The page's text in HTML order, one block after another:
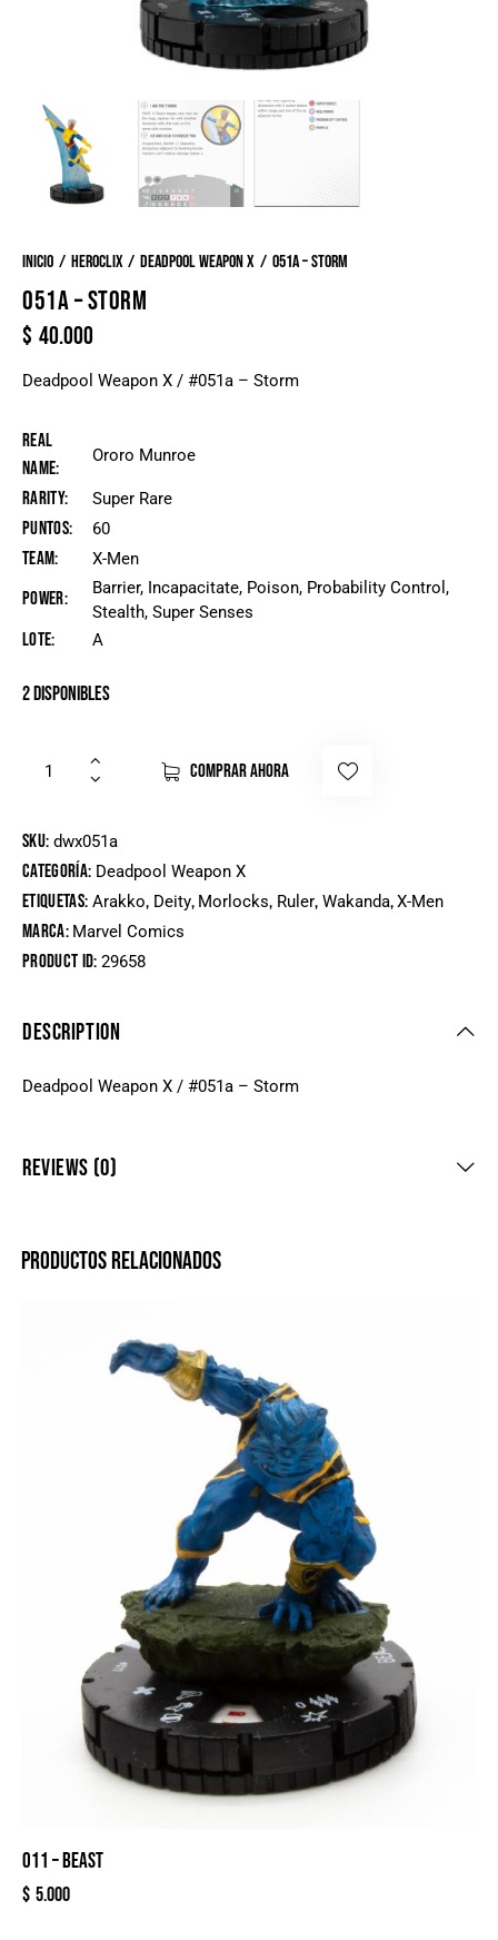
Inicio Heroclix Deadpool Weapon X 051a – Storm
051A – STORM
$ 40.000
Deadpool Weapon X / #051a – Storm
Real
Name
Ororo Munroe
Rarity Super Rare
Puntos 60
Team X-Men
Power
Barrier, Incapacitate, Poison, Probability Control,
Stealth, Super Senses
Lote A
2 disponibles
COMPRAR AHORA
SKU: dwx051a
Categoría: Deadpool Weapon X
Etiquetas: Arakko, Deity, Morlocks, Ruler, Wakanda,X-Men
Marca: Marvel Comics
Product ID:29658
DESCRIPTION
Deadpool Weapon X / #051a – Storm
REVIEWS (0)
PRODUCTOS RELACIONADOS
011 – BEAST
$ 5.000